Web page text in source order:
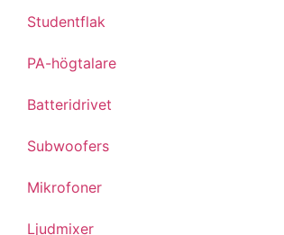
Studentflak
PA-högtalare
Batteridrivet
Subwoofers
Mikrofoner
Ljudmixer